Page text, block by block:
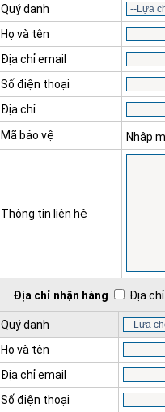
Quý danh
Họ và tên
Địa chỉ email
Số điện thoại
Địa chỉ
Mã bảo vệ Nhập
Thông tin liên hệ
Địa chỉ nhận hàng Địa
Quý danh
Họ và tên
Địa chỉ email
Số điện thoại